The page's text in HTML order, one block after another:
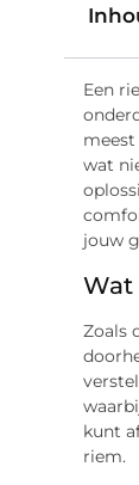
Een
wat
jouw
Wat
Zoals
kunt
riem.